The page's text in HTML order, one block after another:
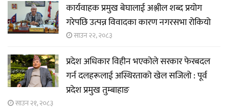
कार्यवाहक प्रमुख बेघालाई अश्लील शब्द प्रयोग
गरेपछि उत्पन्न विवादका कारण नगरसभा रोकियो
साउन २२, २०८३
प्रदेश अधिकार विहीन भएकोले सरकार फेरबदल
गर्न दलहरूलाई अस्थिरताको खेल सजिलो : पूर्व
प्रदेश प्रमुख तुम्बाहाङ
साउन २१, २०८३